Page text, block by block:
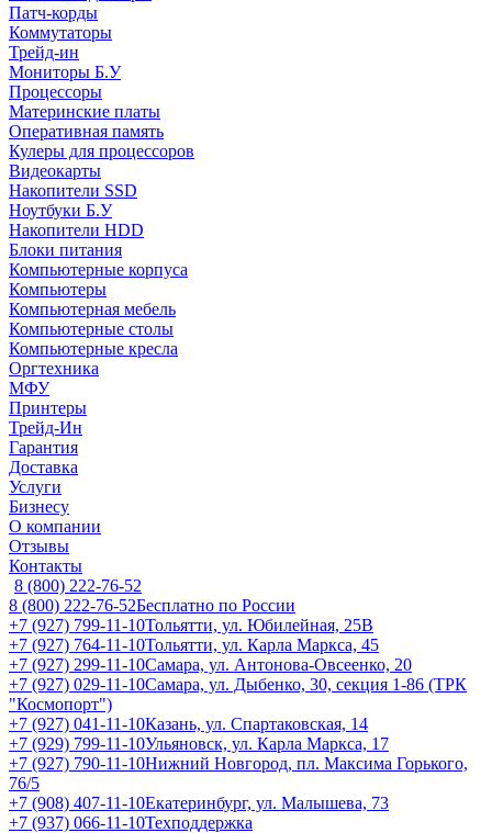
Патч-корды
Коммутаторы
Трейд-ин
Мониторы Б.У
Процессоры
Материнские платы
Оперативная память
Кулеры для процессоров
Видеокарты
Накопители SSD
Ноутбуки Б.У
Накопители HDD
Блоки питания
Компьютерные корпуса
Компьютеры
Компьютерная мебель
Компьютерные столы
Компьютерные кресла
Оргтехника
МФУ
Принтеры
Трейд-Ин
Гарантия
Доставка
Услуги
Бизнесу
О компании
Отзывы
Контакты
8 (800) 222-76-52
8 (800) 222-76-52Бесплатно по России
+7 (927) 799-11-10Тольятти, ул. Юбилейная, 25В
+7 (927) 764-11-10Тольятти, ул. Карла Маркса, 45
+7 (927) 299-11-10Самара, ул. Антонова-Овсеенко, 20
+7 (927) 029-11-10Самара, ул. Дыбенко, 30, секция 1-86 (ТРК
"Космопорт")
+7 (927) 041-11-10Казань, ул. Спартаковская, 14
+7 (929) 799-11-10Ульяновск, ул. Карла Маркса, 17
+7 (927) 790-11-10Нижний Новгород, пл. Максима Горького,
76/5
+7 (908) 407-11-10Екатеринбург, ул. Малышева, 73
+7 (937) 066-11-10Техподдержка